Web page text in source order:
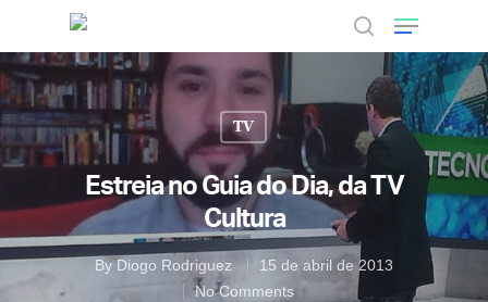
Hit enter to search or ESC to close
TV
Estreia no Guia do Dia, da TV
Cultura
ByDiogo Rodriguez
15 de abril de 2013
No Comments